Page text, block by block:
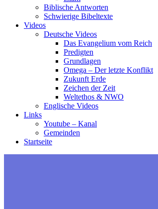
Biblische Antworten
Schwierige Bibeltexte
Videos
Deutsche Videos
Das Evangelium vom Reich
Predigten
Grundlagen
Omega – Der letzte Konflikt
Zukunft Erde
Zeichen der Zeit
Weltethos & NWO
Englische Videos
Links
Youtube – Kanal
Gemeinden
Startseite